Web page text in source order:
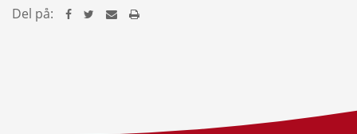
Del på: